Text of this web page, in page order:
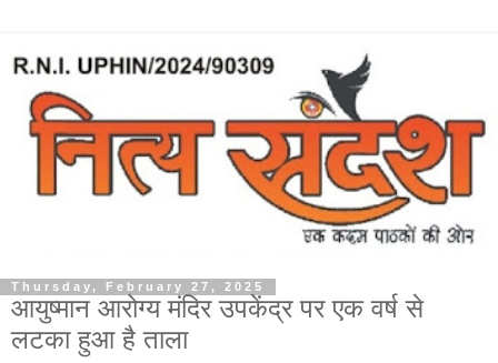
Thursday, February 27, 2025
आयुष्मान आरोग्य मंदिर उपकेंद्र पर एक वर्ष से
लटका हुआ है ताला